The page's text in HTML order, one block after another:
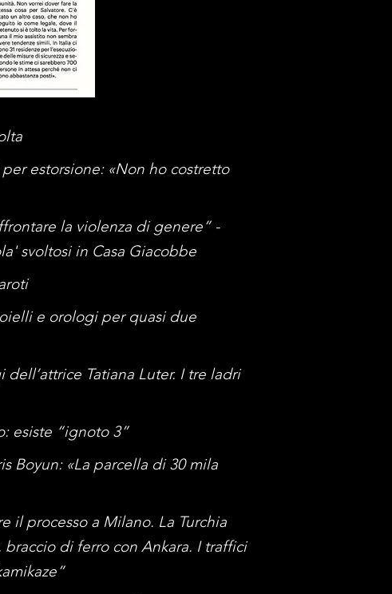
estorsione: «Non ho costretto
la violenza di genere” -
svoltosi in Casa Giacobbe
e orologi per quasi due
Tatiana Luter. I tre ladri
esiste “ignoto 3”
Boyun: «La parcella di 30 mila
il processo a Milano. La Turchia
di ferro con Ankara. I traffici